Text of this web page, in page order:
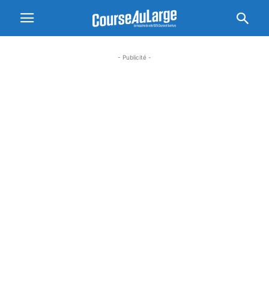
- Publicité -